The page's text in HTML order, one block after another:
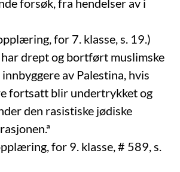
for 7. klasse, s. 19.)
har drept og bortført muslimske
av Palestina, hvis
fortsatt blir undertrykket og
den rasistiske jødiske
for 9. klasse, # 589, s.